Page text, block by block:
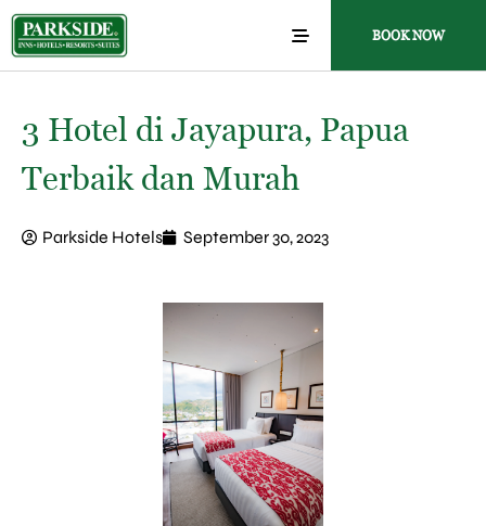
BOOK NOW
3 Hotel di Jayapura, Papua
Terbaik dan Murah
Parkside Hotels September 30, 2023